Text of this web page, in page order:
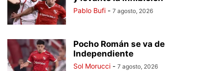
Pablo Bufi - 7 agosto, 2026
Pocho Román se va de
Independiente
Sol Morucci - 7 agosto, 2026